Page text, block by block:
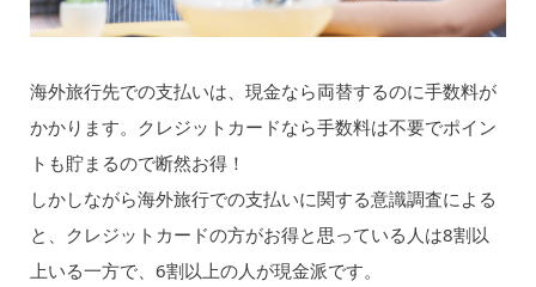
海外旅行先での支払いは、現金なら両替するのに手数料が
かかります。クレジットカードなら手数料は不要でポイン
トも貯まるので断然お得！
しかしながら海外旅行での支払いに関する意識調査による
と、クレジットカードの方がお得と思っている人は8割以
上いる一方で、6割以上の人が現金派です。